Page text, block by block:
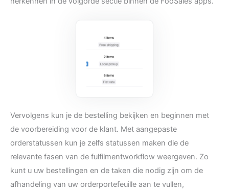
Vervolgens kun je de bestelling bekijken en beginnen met
de voorbereiding voor de klant. Met aangepaste
orderstatussen kun je zelfs statussen maken die de
relevante fasen van de fulfilmentworkflow weergeven. Zo
kunt u uw bestellingen en de taken die nodig zijn om de
afhandeling van uw orderportefeuille aan te vullen,